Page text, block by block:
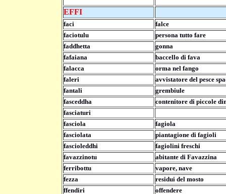
EFFI
faci
falce
faciotulu
persona tutto fare
faddhetta
gonna
fafaiana
baccello di fava
falacca
orma nel fango
faleri
avvistatore del pesce
fantali
grembiule
fasceddha
contenitore di piccole
fasciaturi
fasciola
fagiola
fasciolata
piantagione di fagioli
fascioleddhi
fagiolini freschi
favazzinotu
abitante di Favazzina
ferribottu
vapore, nave
fezza
residui del mosto
ffendiri
offendere